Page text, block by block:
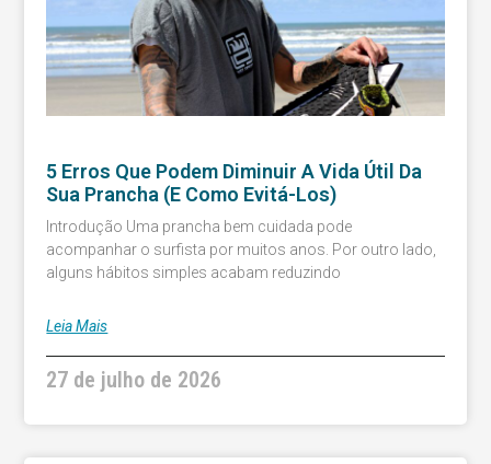
5 Erros Que Podem Diminuir A Vida Útil Da
Sua Prancha (e Como Evitá-Los)
Introdução Uma prancha bem cuidada pode
acompanhar o surfista por muitos anos. Por outro lado,
alguns hábitos simples acabam reduzindo
Leia Mais
27 de julho de 2026